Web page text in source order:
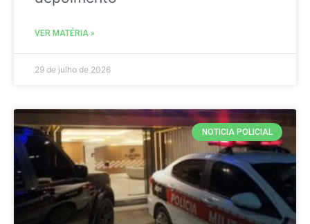
VER MATÉRIA »
29 de julho de 2026
NOTICIA POLICIAL